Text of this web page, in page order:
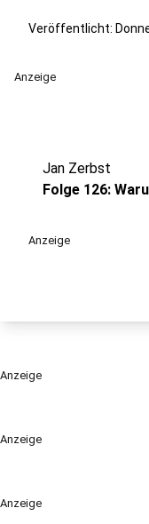
Anzeige
Anzeige
Veröffentlicht:
Anzeige
Jan Zerbst
Folge 126:
Anzeige
Anzeige